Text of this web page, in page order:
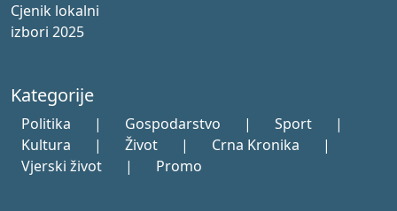
Cjenik lokalni
izbori 2025
Kategorije
Politika | Gospodarstvo | Sport
|
Kultura
| Život | Crna Kronika
|
Vjerski život
| Promo